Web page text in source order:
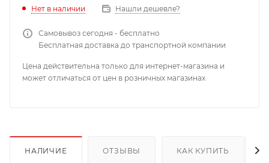
Нет в наличии Нашли дешевле?
Самовывоз сегодня - бесплатно
Бесплатная доставка до транспортной компании
Цена действительна только для интернет-магазина и
может отличаться от цен в розничных магазинах
НАЛИЧИЕ ОТЗЫВЫ КАК КУПИТЬ